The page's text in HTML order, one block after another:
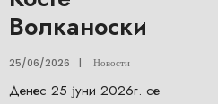
Волканоски
25/06/2026 | Новости
Денес 25 јуни 2026г. се